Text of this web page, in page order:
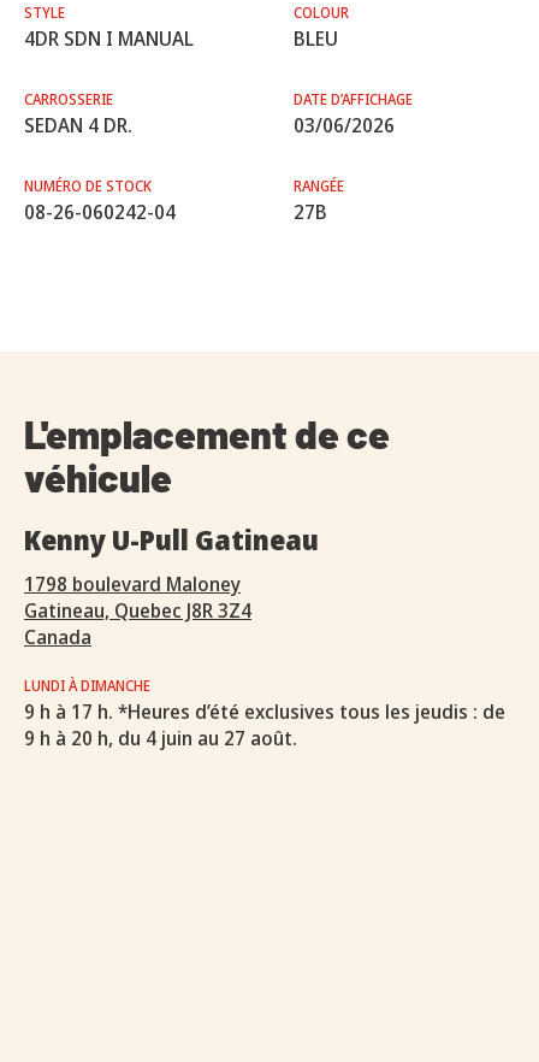
STYLE
4DR SDN I MANUAL
COLOUR
BLEU
CARROSSERIE
SEDAN 4 DR.
DATE D’AFFICHAGE
03/06/2026
NUMÉRO DE STOCK
08-26-060242-04
RANGÉE
27B
L'emplacement de ce
véhicule
Kenny U-Pull Gatineau
1798 boulevard Maloney
Gatineau, Quebec J8R 3Z4
Canada
LUNDI À DIMANCHE
9 h à 17 h. *Heures d’été exclusives tous les jeudis : de
9 h à 20 h, du 4 juin au 27 août.